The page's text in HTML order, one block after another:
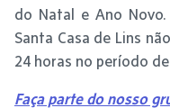
do Natal e Ano
Santa Casa de Lins
24 horas no período
Faça parte do nosso